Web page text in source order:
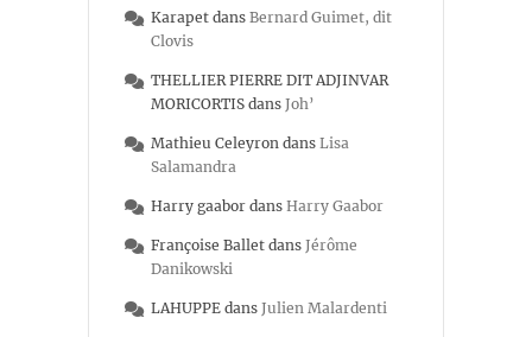
Karapet dans Bernard Guimet, dit
Clovis
THELLIER PIERRE DIT ADJINVAR
MORICORTIS dans Joh’
Mathieu Celeyron dans Lisa
Salamandra
Harry gaabor dans Harry Gaabor
Françoise Ballet dans Jérôme
Danikowski
LAHUPPE dans Julien Malardenti